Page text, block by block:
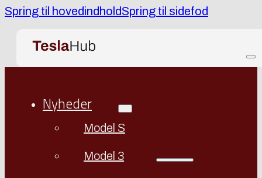
Spring til hovedindholdSpring til sidefod
Nyheder
Model S
Model 3